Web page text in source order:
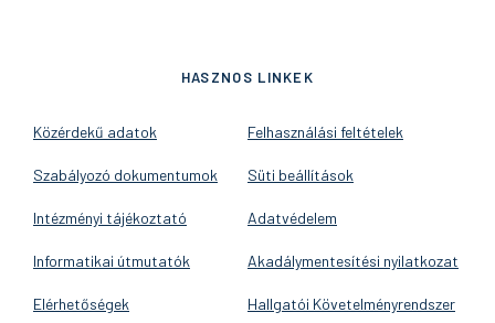
HASZNOS LINKEK
Közérdekű adatok
Szabályozó dokumentumok
Intézményi tájékoztató
Informatikai útmutatók
Elérhetőségek
Felhasználási feltételek
Süti beállítások
Adatvédelem
Akadálymentesítési nyilatkozat
Hallgatói Követelményrendszer